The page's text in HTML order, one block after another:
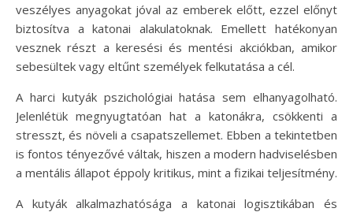
veszélyes anyagokat jóval az emberek előtt, ezzel előnyt
biztosítva a katonai alakulatoknak. Emellett hatékonyan
vesznek részt a keresési és mentési akciókban, amikor
sebesültek vagy eltűnt személyek felkutatása a cél.
A harci kutyák pszichológiai hatása sem elhanyagolható.
Jelenlétük megnyugtatóan hat a katonákra, csökkenti a
stresszt, és növeli a csapatszellemet. Ebben a tekintetben
is fontos tényezővé váltak, hiszen a modern hadviselésben
a mentális állapot éppoly kritikus, mint a fizikai teljesítmény.
A kutyák alkalmazhatósága a katonai logisztikában és